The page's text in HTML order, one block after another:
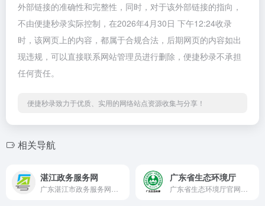
外部链接的准确性和完整性，同时，对于该外部链接的指向，
不由便捷秒录实际控制，在2026年4月30日 下午12:24收录
时，该网页上的内容，都属于合规合法，后期网页的内容如出
现违规，可以直接联系网站管理员进行删除，便捷秒录不承担
任何责任。
便捷秒录致力于优质、实用的网络站点资源收集与分享！
相关导航
湛江政务服务网 广东省生态环境厅